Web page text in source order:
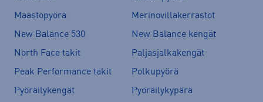
Maastopyörä
Merinovillakerrastot
New Balance 530
New Balance kengät
North Face takit
Paljasjalkakengät
Peak Performance takit
Polkupyörä
Pyöräilykengät
Pyöräilykypärä